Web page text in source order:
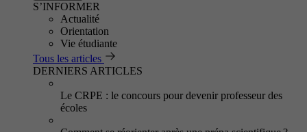
S’INFORMER
Actualité
Orientation
Vie étudiante
Tous les articles
DERNIERS ARTICLES
Le CRPE : le concours pour devenir professeur des
écoles